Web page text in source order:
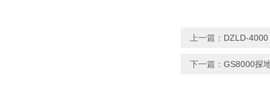
上一篇： DZLD-
下一篇： GS8000探